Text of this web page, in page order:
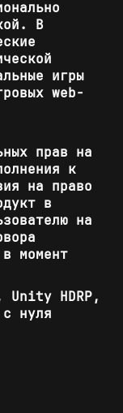
В
игры
web-
прав на
к
на право
в
на
момент
HDRP,
нуля